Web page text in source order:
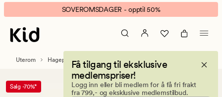
Smillan
sittepute
beige
banner.
Klikk
ESCAPE
pause.
SOVEROMSDAGER - opptil 50%
Få tilgang til eksklusive
medlemspriser!
Logg inn eller bli medlem for å få fri frakt
fra 799,- og eksklusive medlemstilbud.
Uterom Hageputer
Salg -70%*